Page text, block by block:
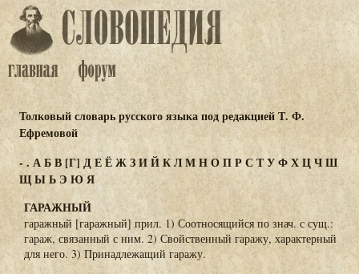
Толковый словарь русского языка под редакцией Т. Ф.
Ефремовой
- . АБВ[Г] ДЕЁЖЗИЙКЛМНОПРС ТУФХЦЧШ
ЩЫЬЭ ЮЯ
ГАРАЖНЫЙ
гаражный [гаражный] прил. 1) Соотносящийся по знач. с сущ.:
гараж, связанный с ним. 2) Свойственный гаражу, характерный
для него. 3) Принадлежащий гаражу.